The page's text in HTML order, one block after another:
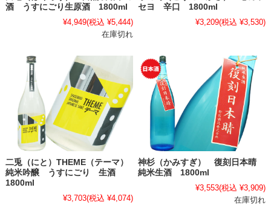
酒 うすにごり生原酒 1800ml
¥4,949(税込 ¥5,444)
在庫切れ
セヨ 辛口 1800ml
¥3,209(税込 ¥3,530)
二兎（にと）THEME（テーマ）
純米吟醸 うすにごり 生酒
1800ml
¥3,703(税込 ¥4,074)
神杉（かみすぎ） 復刻日本晴
純米生酒 1800ml
¥3,553(税込 ¥3,909)
在庫切れ